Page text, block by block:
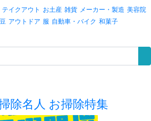
テイクアウト お土産 雑貨 メーカー・製造 美容院
アウトドア 服 自動車・バイク 和菓子
除名人 お掃除特集